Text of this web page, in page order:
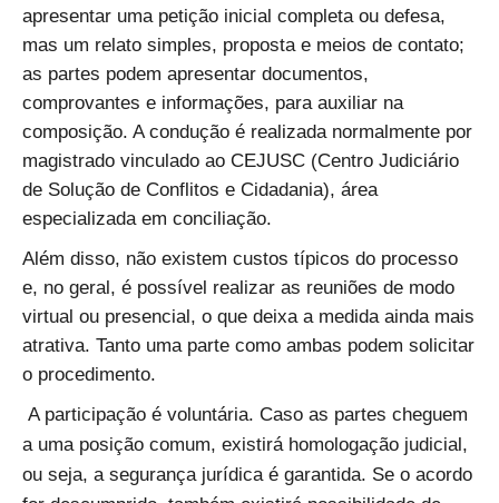
apresentar uma petição inicial completa ou defesa,
mas um relato simples, proposta e meios de contato;
as partes podem apresentar documentos,
comprovantes e informações, para auxiliar na
composição. A condução é realizada normalmente por
magistrado vinculado ao CEJUSC (Centro Judiciário
de Solução de Conflitos e Cidadania), área
especializada em conciliação.
Além disso, não existem custos típicos do processo
e, no geral, é possível realizar as reuniões de modo
virtual ou presencial, o que deixa a medida ainda mais
atrativa. Tanto uma parte como ambas podem solicitar
o procedimento.
A participação é voluntária. Caso as partes cheguem
a uma posição comum, existirá homologação judicial,
ou seja, a segurança jurídica é garantida. Se o acordo